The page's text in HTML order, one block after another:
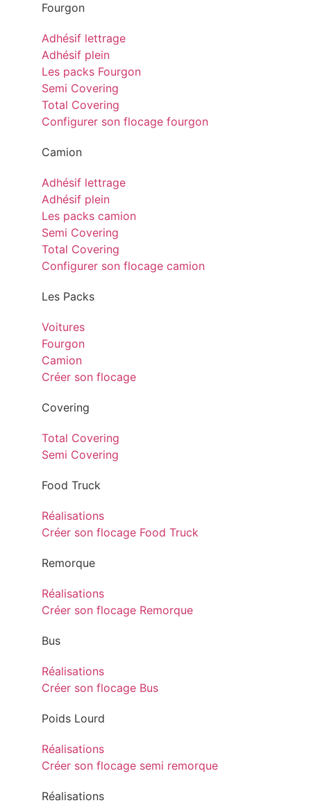
Fourgon
Adhésif lettrage
Adhésif plein
Les packs Fourgon
Semi Covering
Total Covering
Configurer son flocage fourgon
Camion
Adhésif lettrage
Adhésif plein
Les packs camion
Semi Covering
Total Covering
Configurer son flocage camion
Les Packs
Voitures
Fourgon
Camion
Créer son flocage
Covering
Total Covering
Semi Covering
Food Truck
Réalisations
Créer son flocage Food Truck
Remorque
Réalisations
Créer son flocage Remorque
Bus
Réalisations
Créer son flocage Bus
Poids Lourd
Réalisations
Créer son flocage semi remorque
Réalisations